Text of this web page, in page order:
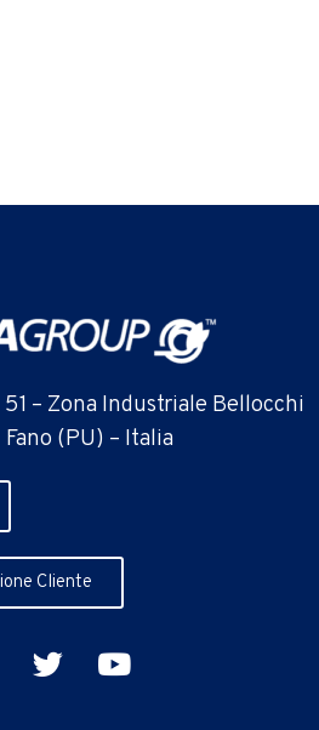
– Zona Industriale Bellocchi
(PU) – Italia
Cliente